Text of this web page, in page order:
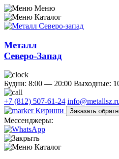
Меню
Каталог
Металл
Северо-Запад
Будни: 8:00 — 20:00 Выходные:
+7 (812) 507-61-24
Кириши
Заказать
Мессенджеры:
Каталог